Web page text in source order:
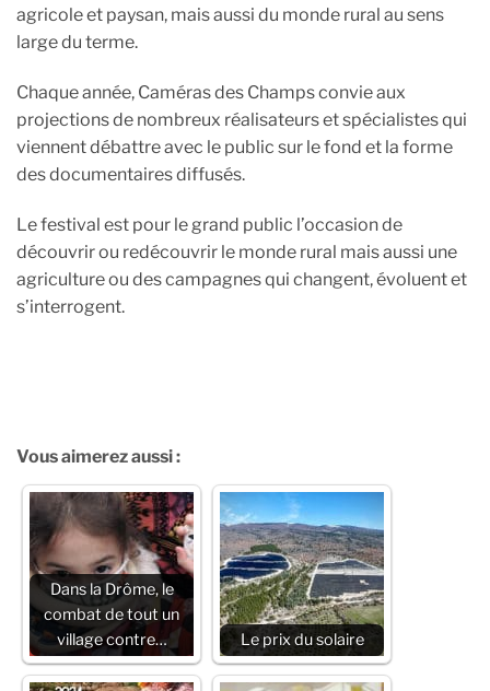
agricole et paysan, mais aussi du monde rural au sens
large du terme.
Chaque année, Caméras des Champs convie aux
projections de nombreux réalisateurs et spécialistes qui
viennent débattre avec le public sur le fond et la forme
des documentaires diffusés.
Le festival est pour le grand public l’occasion de
découvrir ou redécouvrir le monde rural mais aussi une
agriculture ou des campagnes qui changent, évoluent et
s’interrogent.
Vous aimerez aussi :
Dans la Drôme, le
combat de tout un
village contre…
Le prix du solaire